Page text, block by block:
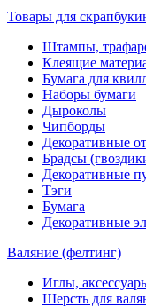
Товары для
Штампы,
Клеящие
Бумага для
Наборы бумаги
Дыроколы
Чипборды
Декоративные
Брадсы
Декоративные
Тэги
Бумага
Декоративные
Валяние (фелтинг)
Иглы,
Шерсть для